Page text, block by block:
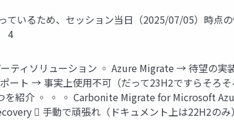
ているため、セッション当日（2025/07/05）時点
4
ティソリューション ◦ Azure Migrate → 待望の
ート → 事実上使用不可（だって23H2ですらそろ
を紹介 ◦ ◦ ◦ Carbonite Migrate for Microsoft
 手動で頑張れ（ドキュメント上は22H2の